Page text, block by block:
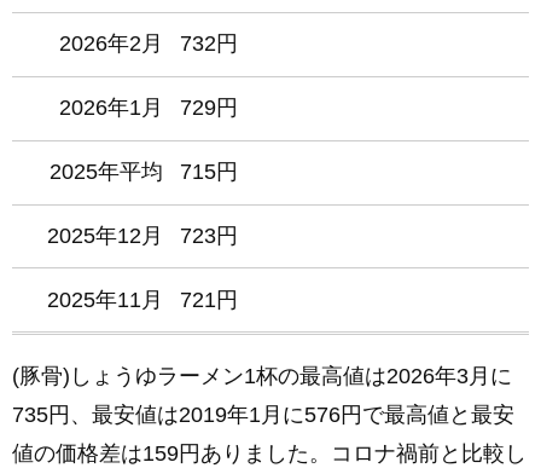
2026年2月 732円
2026年1月 729円
2025年平均 715円
2025年12月 723円
2025年11月 721円
2025年10月 720円
2025年9月 719円
(豚骨)しょうゆラーメン1杯の最高値は2026年3月に
735円、最安値は2019年1月に576円で最高値と最安
値の価格差は159円ありました。コロナ禍前と比較し